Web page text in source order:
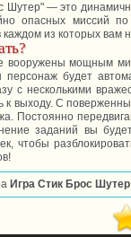
Шутер" — это
опасных миссий
каждом из которых вам
вооружены мощным
будет
с несколькими
к выходу. С
Постоянно
заданий вы
чтобы
Игра Стик Брос Шутер